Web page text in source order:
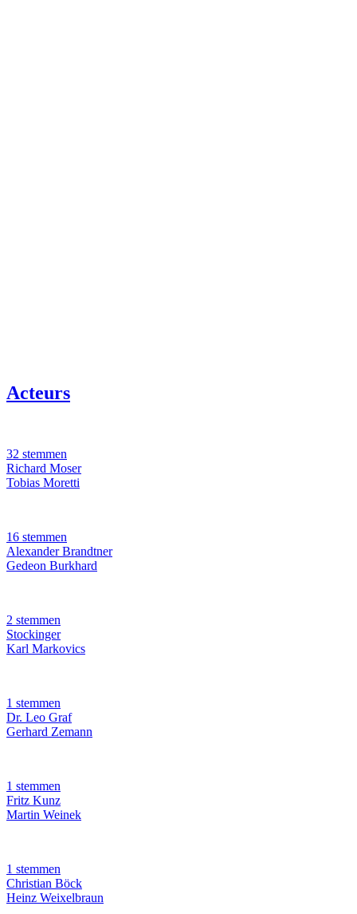
Acteurs
32 stemmen
Richard Moser
Tobias Moretti
16 stemmen
Alexander Brandtner
Gedeon Burkhard
2 stemmen
Stockinger
Karl Markovics
1 stemmen
Dr. Leo Graf
Gerhard Zemann
1 stemmen
Fritz Kunz
Martin Weinek
1 stemmen
Christian Böck
Heinz Weixelbraun